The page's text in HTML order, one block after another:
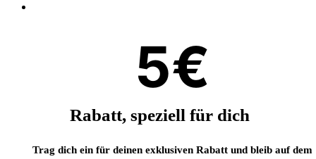
5€
Rabatt, speziell für dich
Trag dich ein für deinen exklusiven Rabatt und bleib auf dem